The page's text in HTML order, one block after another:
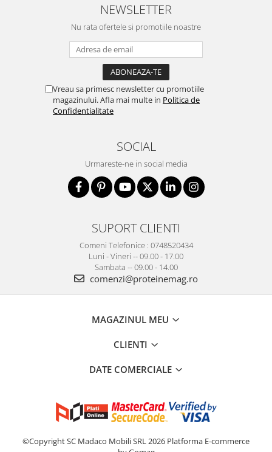
NEWSLETTER
Nu rata ofertele si promotiile noastre
Vreau sa primesc newsletter cu promotiile
magazinului. Afla mai multe in Politica de
Confidentialitate
SOCIAL
Urmareste-ne in social media
SUPORT CLIENTI
Comeni Telefonice : 0748520434
Luni - Vineri -- 09.00 - 17.00
Sambata -- 09.00 - 14.00
comenzi@proteinemag.ro
MAGAZINUL MEU
CLIENTI
DATE COMERCIALE
©Copyright SC Madaco Mobili SRL 2026 Platforma E-commerce